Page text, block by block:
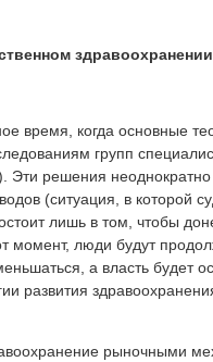
время, когда основные
групп
Эти решения
(ситуация, в которой
лишь в том, чтобы
момент, люди будут
а власть будет
развития
рыночными